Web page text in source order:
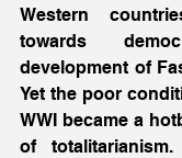
Western
towards
development of
Yet the poor
WWI became a
of